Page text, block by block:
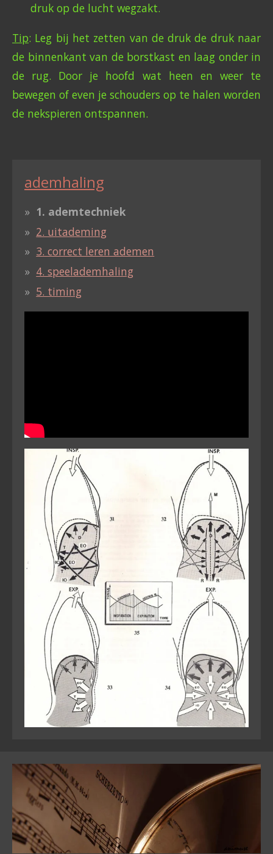
druk op de lucht wegzakt.
Tip: Leg bij het zetten van de druk de druk naar
de binnenkant van de borstkast en laag onder in
de rug. Door je hoofd wat heen en weer te
bewegen of even je schouders op te halen worden
de nekspieren ontspannen.
ademhaling
1. ademtechniek
2. uitademing
3. correct leren ademen
4. speelademhaling
5. timing